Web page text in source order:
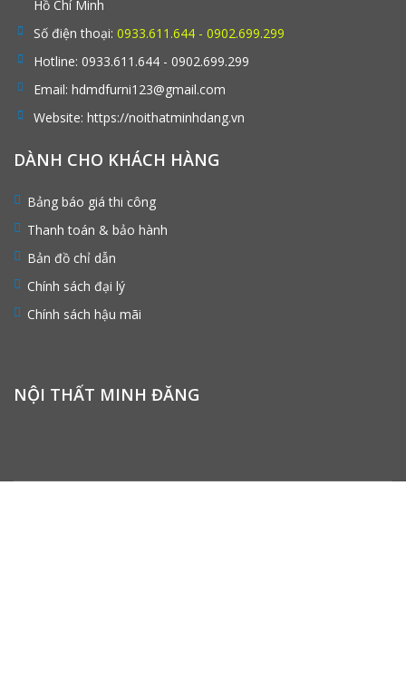
Hồ Chí Minh
Số điện thoại: 0933.611.644 - 0902.699.299
Hotline: 0933.611.644 - 0902.699.299
Email: hdmdfurni123@gmail.com
Website: https://noithatminhdang.vn
DÀNH CHO KHÁCH HÀNG
Bảng báo giá thi công
Thanh toán & bảo hành
Bản đồ chỉ dẫn
Chính sách đại lý
Chính sách hậu mãi
NỘI THẤT MINH ĐĂNG